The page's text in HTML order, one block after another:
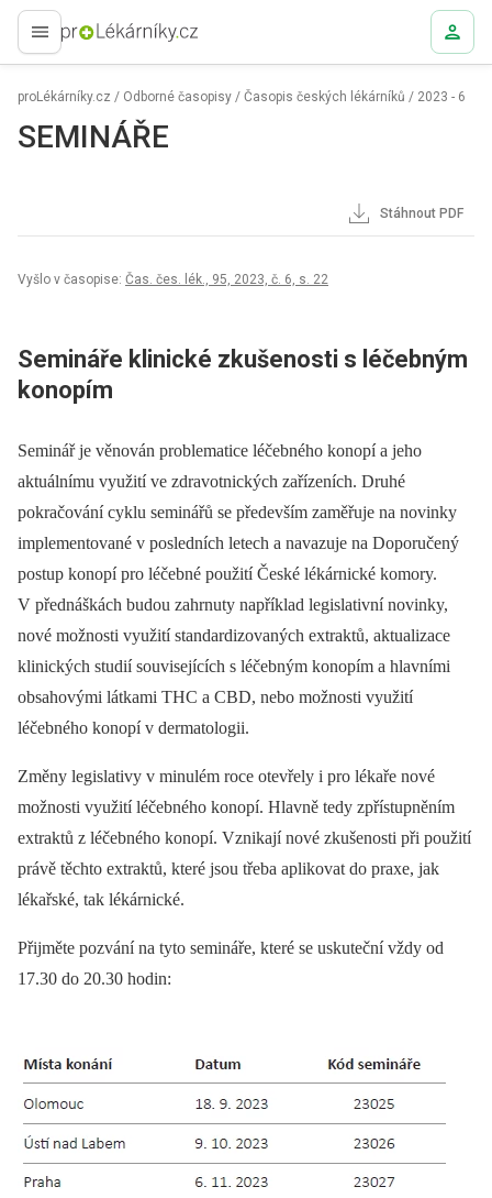
proLékaře.cz
proLékárníky.cz / Odborné časopisy / Časopis českých lékárníků / 2023 - 6
SEMINÁŘE
Stáhnout PDF
Vyšlo v časopise: Čas. čes. lék., 95, 2023, č. 6, s. 22
Semináře klinické zkušenosti s léčebným
konopím
Seminář je věnován problematice léčebného konopí a jeho
aktuálnímu využití ve zdravotnických zařízeních. Druhé
pokračování cyklu seminářů se především zaměřuje na novinky
implementované v posledních letech a navazuje na Doporučený
postup konopí pro léčebné použití České lékárnické komory.
V přednáškách budou zahrnuty například legislativní novinky,
nové možnosti využití standardizovaných extraktů, aktualizace
klinických studií souvisejících s léčebným konopím a hlavními
obsahovými látkami THC a CBD, nebo možnosti využití
léčebného konopí v dermatologii.
Změny legislativy v minulém roce otevřely i pro lékaře nové
možnosti využití léčebného konopí. Hlavně tedy zpřístupněním
extraktů z léčebného konopí. Vznikají nové zkušenosti při použití
právě těchto extraktů, které jsou třeba aplikovat do praxe, jak
lékařské, tak lékárnické.
Přijměte pozvání na tyto semináře, které se uskuteční vždy od
17.30 do 20.30 hodin: